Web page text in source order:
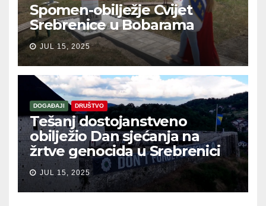
Spomen-obilježje Cvijet
Srebrenice u Bobarama
JUL 15, 2025
DOGAĐAJI DRUŠTVO
Tešanj dostojanstveno
obilježio Dan sjećanja na
žrtve genocida u Srebrenici
JUL 15, 2025